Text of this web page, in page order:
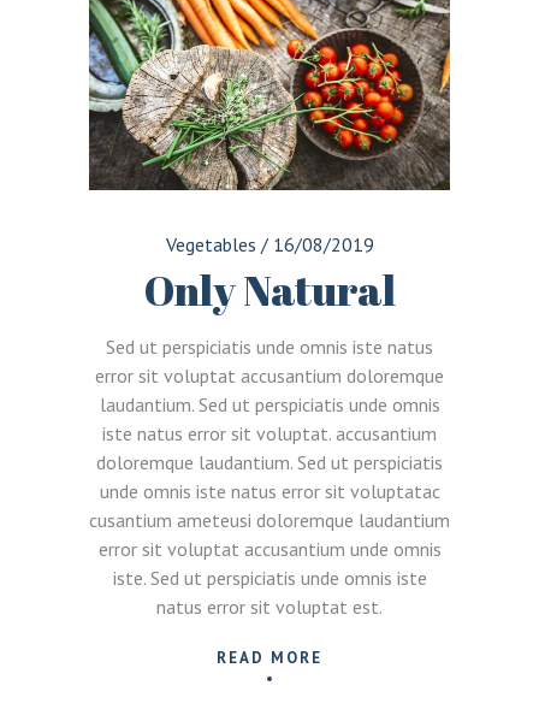
Vegetables / 16/08/2019
Only Natural
Sed ut perspiciatis unde omnis iste natus
error sit voluptat accusantium doloremque
laudantium. Sed ut perspiciatis unde omnis
iste natus error sit voluptat. accusantium
doloremque laudantium. Sed ut perspiciatis
unde omnis iste natus error sit voluptatac
cusantium ameteusi doloremque laudantium
error sit voluptat accusantium unde omnis
iste. Sed ut perspiciatis unde omnis iste
natus error sit voluptat est.
READ MORE